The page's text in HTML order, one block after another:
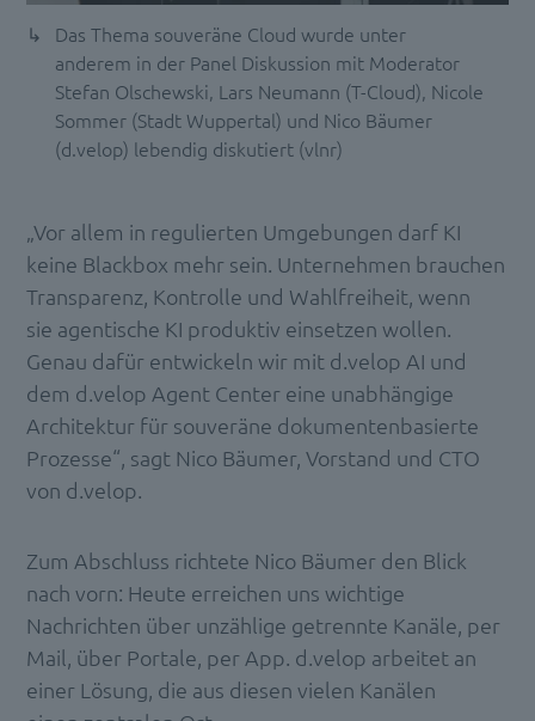
Das Thema souveräne Cloud wurde unter
anderem in der Panel Diskussion mit Moderator
Stefan Olschewski, Lars Neumann (T-Cloud), Nicole
Sommer (Stadt Wuppertal) und Nico Bäumer
(d.velop) lebendig diskutiert (vlnr)
„Vor allem in regulierten Umgebungen darf KI
keine Blackbox mehr sein. Unternehmen brauchen
Transparenz, Kontrolle und Wahlfreiheit, wenn
sie agentische KI produktiv einsetzen wollen.
Genau dafür entwickeln wir mit d.velop AI und
dem d.velop Agent Center eine unabhängige
Architektur für souveräne dokumentenbasierte
Prozesse“, sagt Nico Bäumer, Vorstand und CTO
von d.velop.
Zum Abschluss richtete Nico Bäumer den Blick
nach vorn: Heute erreichen uns wichtige
Nachrichten über unzählige getrennte Kanäle, per
Mail, über Portale, per App. d.velop arbeitet an
einer Lösung, die aus diesen vielen Kanälen